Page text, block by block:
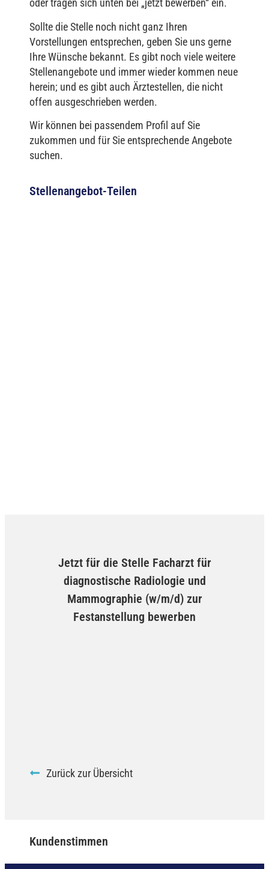
oder tragen sich unten bei „jetzt bewerben“ ein.
Sollte die Stelle noch nicht ganz Ihren
Vorstellungen entsprechen, geben Sie uns gerne
Ihre Wünsche bekannt. Es gibt noch viele weitere
Stellenangebote und immer wieder kommen neue
herein; und es gibt auch Ärztestellen, die nicht
offen ausgeschrieben werden.
Wir können bei passendem Profil auf Sie
zukommen und für Sie entsprechende Angebote
suchen.
Stellenangebot-Teilen
Jetzt für die Stelle Facharzt für
diagnostische Radiologie und
Mammographie (w/m/d) zur
Festanstellung bewerben
Zurück zur Übersicht
Kundenstimmen